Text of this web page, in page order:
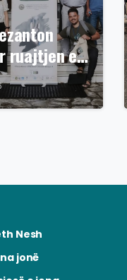
ruajtjen e…
Nesh
jonë